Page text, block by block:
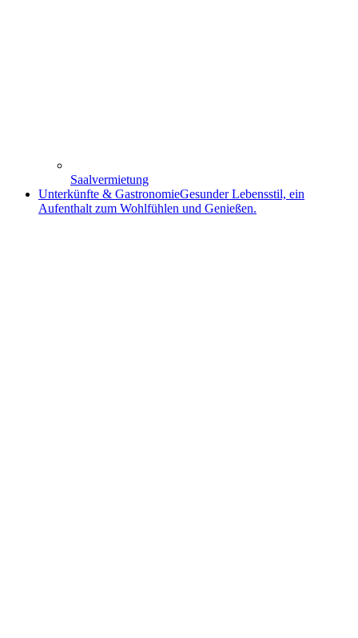
Saalvermietung
Unterkünfte & GastronomieGesunder Lebensstil, ein
Aufenthalt zum Wohlfühlen und Genießen.